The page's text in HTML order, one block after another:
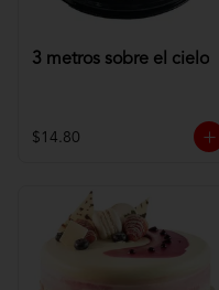
3 metros sobre el cielo
$14.80